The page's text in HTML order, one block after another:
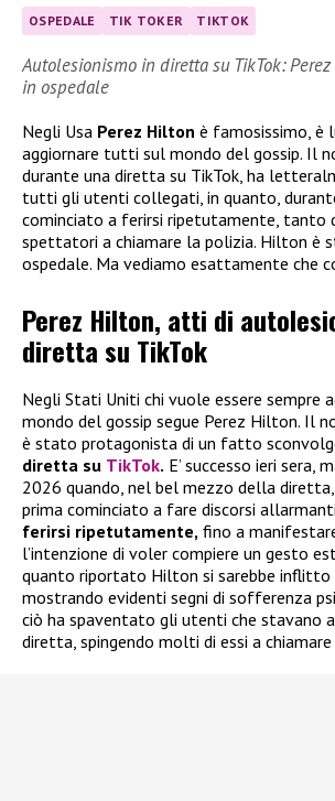
OSPEDALE TIK TOKER TIKTOK
Autolesionismo in diretta su TikTok:
in ospedale
Negli Usa Perez Hilton è famosissimo, è
aggiornare tutti sul mondo del gossip. Il
durante una diretta su TikTok, ha
tutti gli utenti collegati, in quanto,
cominciato a ferirsi ripetutamente, tanto
spettatori a chiamare la polizia. Hilton è
ospedale. Ma vediamo esattamente che
Perez Hilton, atti di
diretta su TikTok
Negli Stati Uniti chi vuole essere sempre
mondo del gossip segue Perez Hilton. Il
è stato protagonista di un fatto
diretta su TikTok. E’ successo ieri sera,
2026 quando, nel bel mezzo della
prima cominciato a fare discorsi
ferirsi ripetutamente, fino a
l’intenzione di voler compiere un gesto
quanto riportato Hilton si sarebbe inflitto
mostrando evidenti segni di sofferenza
ciò ha spaventato gli utenti che stavano
diretta, spingendo molti di essi a